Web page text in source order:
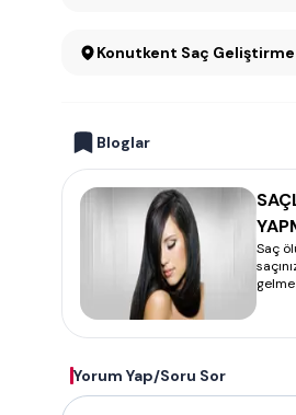
Konutkent Saç Geliştirme
Bloglar
Saç
Yorum Yap/Soru Sor